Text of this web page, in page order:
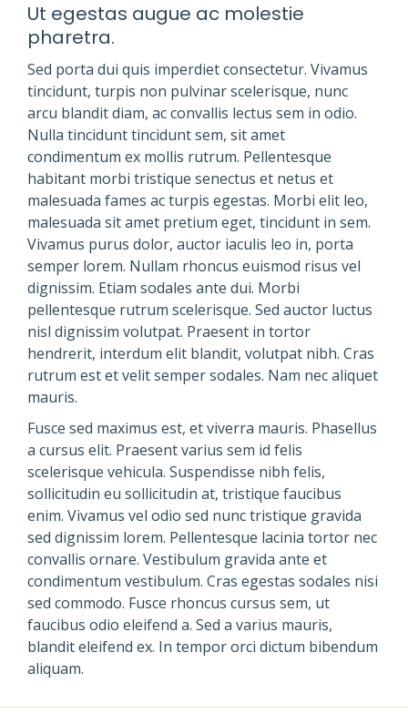
Ut egestas augue ac molestie
pharetra.
Sed porta dui quis imperdiet consectetur. Vivamus
tincidunt, turpis non pulvinar scelerisque, nunc
arcu blandit diam, ac convallis lectus sem in odio.
Nulla tincidunt tincidunt sem, sit amet
condimentum ex mollis rutrum. Pellentesque
habitant morbi tristique senectus et netus et
malesuada fames ac turpis egestas. Morbi elit leo,
malesuada sit amet pretium eget, tincidunt in sem.
Vivamus purus dolor, auctor iaculis leo in, porta
semper lorem. Nullam rhoncus euismod risus vel
dignissim. Etiam sodales ante dui. Morbi
pellentesque rutrum scelerisque. Sed auctor luctus
nisl dignissim volutpat. Praesent in tortor
hendrerit, interdum elit blandit, volutpat nibh. Cras
rutrum est et velit semper sodales. Nam nec aliquet
mauris.
Fusce sed maximus est, et viverra mauris. Phasellus
a cursus elit. Praesent varius sem id felis
scelerisque vehicula. Suspendisse nibh felis,
sollicitudin eu sollicitudin at, tristique faucibus
enim. Vivamus vel odio sed nunc tristique gravida
sed dignissim lorem. Pellentesque lacinia tortor nec
convallis ornare. Vestibulum gravida ante et
condimentum vestibulum. Cras egestas sodales nisi
sed commodo. Fusce rhoncus cursus sem, ut
faucibus odio eleifend a. Sed a varius mauris,
blandit eleifend ex. In tempor orci dictum bibendum
aliquam.